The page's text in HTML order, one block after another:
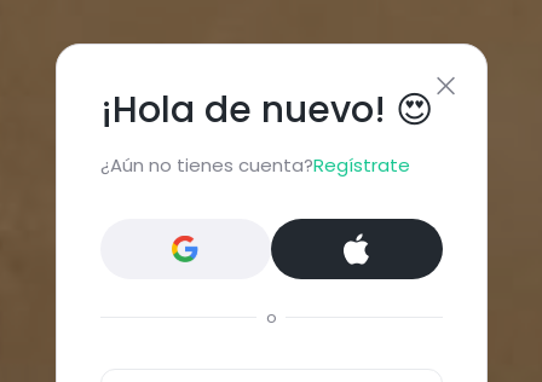
¡Hola de nuevo! 😍
¿Aún no tienes cuenta?Regístrate
o